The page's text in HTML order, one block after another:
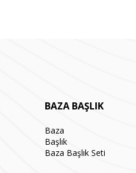
BAZA BAŞLIK
Baza
Başlık
Baza Başlık Seti